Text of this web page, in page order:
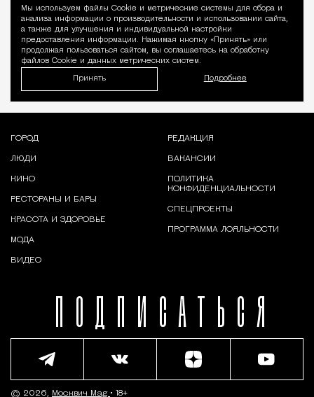
Уведомление
Мы используем файлы Сookie и метрические системы для сбора и
анализа информации о производительности и использовании сайта,
а также для улучшения и индивидуальной настройки
предоставления информации. Нажимая кнопку «Принять» или
продолжая пользоваться сайтом, вы соглашаетесь на обработку
файлов Cookie и данных метрических систем.
Принять Подробнее
ПОДПИСАТЬСЯ
ГОРОД
ЛЮДИ
КИНО
РЕСТОРАНЫ И БАРЫ
КРАСОТА И ЗДОРОВЬЕ
МОДА
ВИДЕО
РЕДАКЦИЯ
ВАКАНСИИ
ПОЛИТИКА
КОНФИДЕНЦИАЛЬНОСТИ
СПЕЦПРОЕКТЫ
ПРОГРАММА ЛОЯЛЬНОСТИ
© 2026, Москвич Mag • 18+